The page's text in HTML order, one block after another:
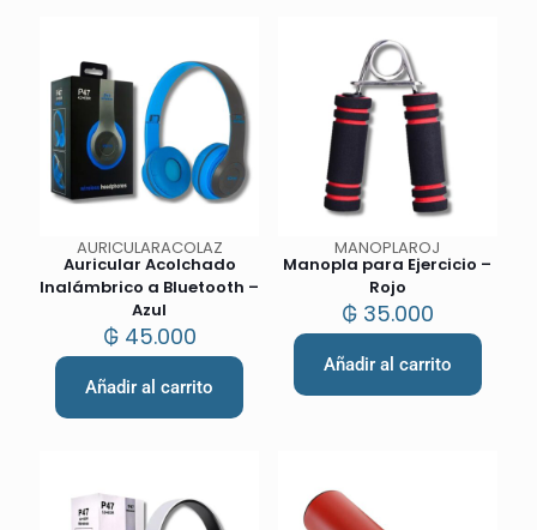
AURICULARACOLAZ
Auricular Acolchado
Inalámbrico a Bluetooth –
Azul
₲45.000
Añadir al carrito
MANOPLAROJ
Manopla para Ejercicio –
Rojo
₲35.000
Añadir al carrito